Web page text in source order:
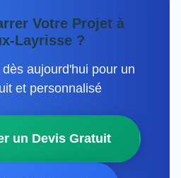
Votre Projet à
Layrisse ?
aujourd'hui pour un
et personnalisé
un Devis Gratuit